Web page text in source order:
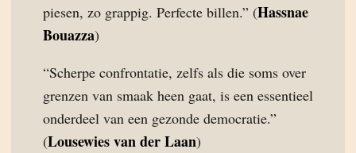
piesen, zo grappig. Perfecte billen.” (Hassnae
Bouazza)
“Scherpe confrontatie, zelfs als die soms over
grenzen van smaak heen gaat, is een essentieel
onderdeel van een gezonde democratie.”
(Lousewies van der Laan)